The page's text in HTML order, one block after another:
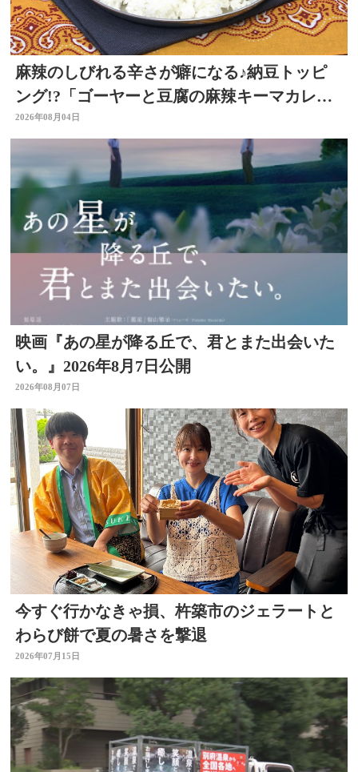
麻辣のしびれる辛さが癖になる♪納豆トッピ
ング!?「ゴーヤーと豆腐の麻辣キーマカレ
ー」～開店！キッチン別府ちゃん～
2026年08月04日
映画『あの星が降る丘で、君とまた出会いた
い。』2026年8月7日公開
2026年08月07日
今すぐ行かなきゃ損、杵築市のジェラートと
わらび餅で夏の暑さを撃退
2026年07月15日